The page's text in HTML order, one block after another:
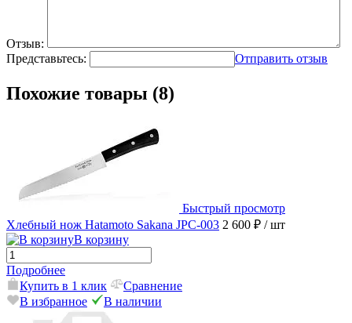
Отзыв:
Представьтесь:
Отправить отзыв
Похожие товары (8)
Быстрый просмотр
Хлебный нож Hatamoto Sakana JPC-003 2 600 ₽ / шт
В корзину
Подробнее
Купить в 1 клик
Сравнение
В избранное
В наличии